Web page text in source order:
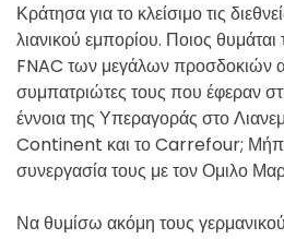
Κράτησα για το κλείσιμο τις
λιανικού εμπορίου. Ποιος θυμάται
FNAC των μεγάλων προσδοκιών
συμπατριώτες τους που έφεραν
έννοια της Υπεραγοράς στο
Continent και το Carrefour;
συνεργασία τους με τον Ομιλο
Να θυμίσω ακόμη τους